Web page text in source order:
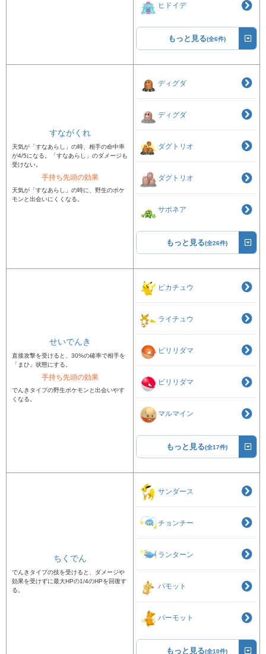
ヒドイデ
もっと見る(全6件)
すながくれ
天気が「すなあらし」の時、相手の命中率
が4/5になる。「すなあらし」のダメージも
受けない。
手持ち先頭の効果
天気が「すなあらし」の時に、野生のポケ
モンと出会いにくくなる。
ディグダ
ディグダ
ダグトリオ
ダグトリオ
サボネア
もっと見る(全26件)
せいでんき
直接攻撃を受けると、30%の確率で相手を
「まひ」状態にする。
手持ち先頭の効果
でんきタイプの野生ポケモンと出会いやす
くなる。
ピカチュウ
ライチュウ
ビリリダマ
ビリリダマ
マルマイン
もっと見る(全17件)
ちくでん
でんきタイプの技を受けると、ダメージや
効果を受けずに最大HPの1/4のHPを回復す
る。
サンダース
チョンチー
ランターン
パモット
パーモット
もっと見る(全10件)